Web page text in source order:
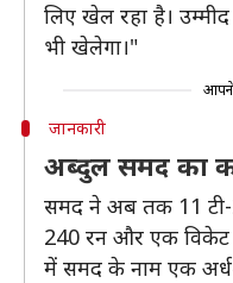
लिए खेल रहा है।
भी खेलेगा।"
आपने
जानकारी
अब्दुल समद का
समद ने अब तक 11
240 रन और एक विकेट
में समद के नाम एक